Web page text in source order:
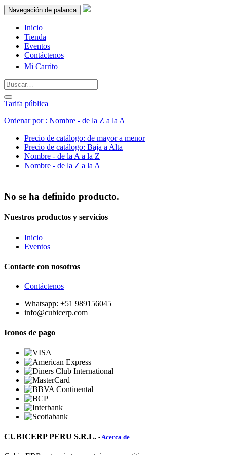
Navegación de palanca
Inicio
Tienda
Eventos
Contáctenos
Mi Carrito
Tarifa pública
Ordenar por : Nombre - de la Z a la A
Precio de catálogo: de mayor a menor
Precio de catálogo: Baja a Alta
Nombre - de la A a la Z
Nombre - de la Z a la A
No se ha definido producto.
Nuestros productos y servicios
Inicio
Eventos
Contacte con nosotros
Contáctenos
Whatsapp: +51 989156045
info@cubicerp.com
Iconos de pago
CUBICERP PERU S.R.L. - Acerca de